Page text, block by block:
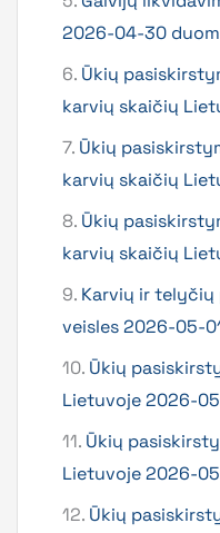
2026-04-30
6. Ūkių
karvių skaičių
7. Ūkių
karvių skaičių
8. Ūkių
karvių skaičių
9. Karvių ir telyčių
veisles 2026-05-
10. Ūkių
Lietuvoje 2026-
11. Ūkių
Lietuvoje 2026-
12. Ūkių